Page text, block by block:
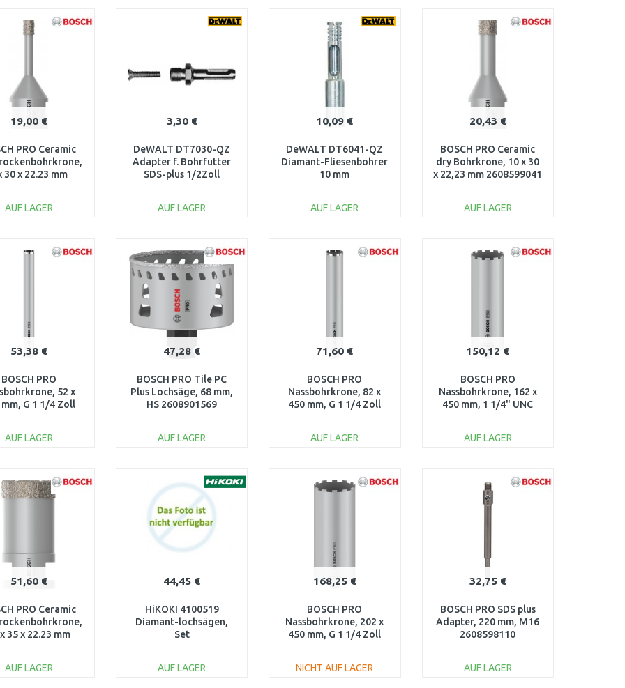
Vergleichen Vergleichen Vergleichen
19,00 €
PRO Ceramic
30 x 22.23 mm
AUF LAGER
3,30 €
DeWALT DT7030-QZ
Adapter f. Bohrfutter
SDS-plus 1/2Zoll
AUF LAGER
Vergleichen
10,09 €
DeWALT DT6041-QZ
Diamant-Fliesenbohrer
10 mm
AUF LAGER
20,43 €
BOSCH PRO Ceramic
dry Bohrkrone, 10 x 30
x 22,23 mm 2608599041
AUF LAGER
53,38 €
BOSCH PRO
52 x
mm, G 1 1/4 Zoll
AUF LAGER
Vergleichen
47,28 €
BOSCH PRO Tile PC
Plus Lochsäge, 68 mm,
HS 2608901569
AUF LAGER
Vergleichen
71,60 €
BOSCH PRO
Nassbohrkrone, 82 x
450 mm, G 1 1/4 Zoll
AUF LAGER
150,12 €
BOSCH PRO
Nassbohrkrone, 162 x
450 mm, 1 1/4" UNC
AUF LAGER
Vergleichen
51,60 €
PRO Ceramic
35 x 22.23 mm
AUF LAGER
44,45 €
HiKOKI 4100519
Diamant-lochsägen,
Set
AUF LAGER
168,25 €
BOSCH PRO
Nassbohrkrone, 202 x
450 mm, G 1 1/4 Zoll
NICHT AUF LAGER
32,75 €
BOSCH PRO SDS plus
Adapter, 220 mm, M16
2608598110
AUF LAGER